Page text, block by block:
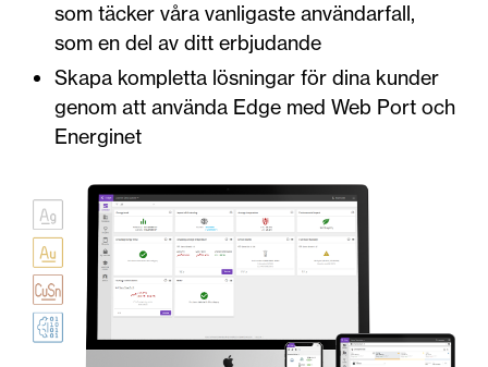
som täcker våra vanligaste användarfall,
som en del av ditt erbjudande
Skapa kompletta lösningar för dina kunder
genom att använda Edge med Web Port och
Energinet